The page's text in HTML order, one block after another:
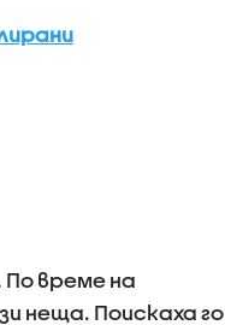
По време на
неща. Поискаха го